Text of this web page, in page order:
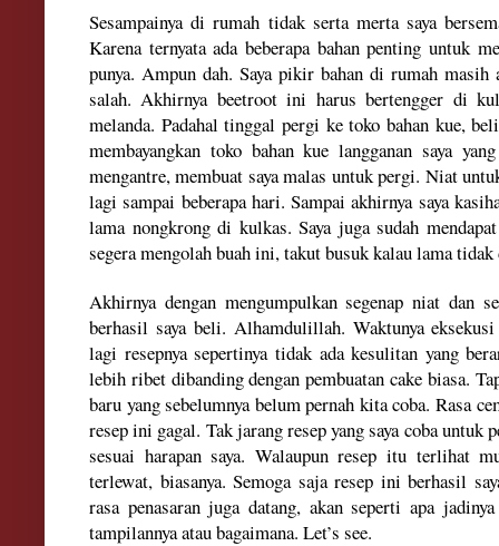
Sesampainya di rumah tidak serta merta saya
Karena ternyata ada beberapa bahan penting untuk
punya. Ampun dah. Saya pikir bahan di rumah masih
salah. Akhirnya beetroot ini harus bertengger di
melanda. Padahal tinggal pergi ke toko bahan kue,
membayangkan toko bahan kue langganan saya
mengantre, membuat saya malas untuk pergi. Niat
lagi sampai beberapa hari. Sampai akhirnya saya
lama nongkrong di kulkas. Saya juga sudah
segera mengolah buah ini, takut busuk kalau lama
Akhirnya dengan mengumpulkan segenap niat dan
berhasil saya beli. Alhamdulillah. Waktunya
lagi resepnya sepertinya tidak ada kesulitan yang
lebih ribet dibanding dengan pembuatan cake biasa.
baru yang sebelumnya belum pernah kita coba. Rasa
resep ini gagal. Tak jarang resep yang saya coba
sesuai harapan saya. Walaupun resep itu terlihat
terlewat, biasanya. Semoga saja resep ini berhasil
rasa penasaran juga datang, akan seperti apa
tampilannya atau bagaimana. Let’s see.